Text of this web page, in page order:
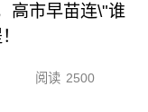
高市早苗连\"谁
阅读 2500